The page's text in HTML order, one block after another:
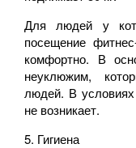
Для людей у
посещение
комфортно. В
неуклюжим,
людей. В
не возникает.
5. Гигиена